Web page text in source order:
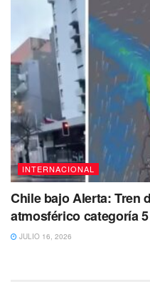
INTERNACIONAL
Chile bajo Alerta: Tren
atmosférico categoría
JULIO 16, 2026